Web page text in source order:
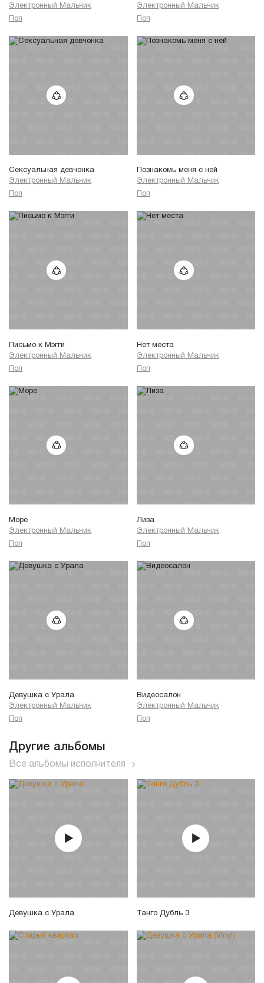
Электронный Мальчик
Поп
Электронный Мальчик
Поп
Сексуальная девчонка
Электронный Мальчик
Поп
Познакомь меня с ней
Электронный Мальчик
Поп
Письмо к Мэгги
Электронный Мальчик
Поп
Нет места
Электронный Мальчик
Поп
Море
Электронный Мальчик
Поп
Лиза
Электронный Мальчик
Поп
Девушка с Урала
Электронный Мальчик
Поп
Видеосалон
Электронный Мальчик
Поп
Другие альбомы
Все альбомы исполнителя
Девушка с Урала Танго Дубль 3